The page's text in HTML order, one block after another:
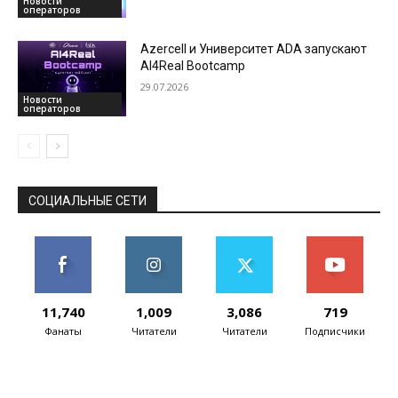
операторов
Новости
операторов
Azercell и Университет ADA запускают
AI4Real Bootcamp
29.07.2026
СОЦИАЛЬНЫЕ СЕТИ
11,740
Фанаты
1,009
Читатели
3,086
Читатели
719
Подписчики